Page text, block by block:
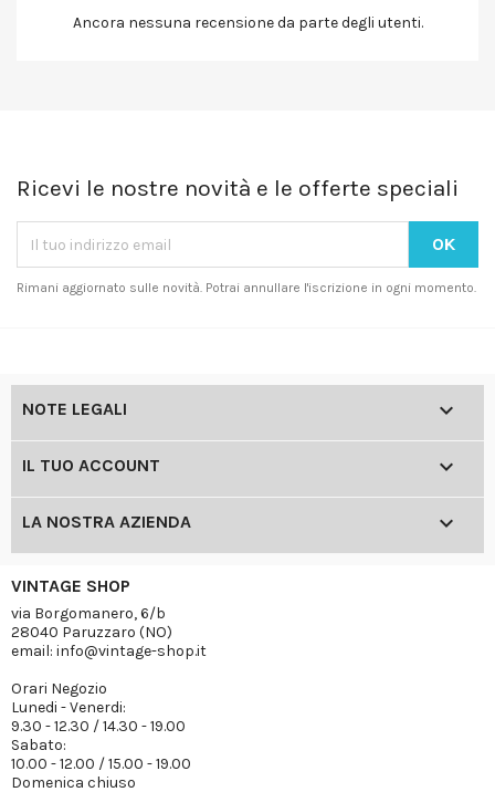
Ancora nessuna recensione da parte degli utenti.
Ricevi le nostre novità e le offerte speciali
Rimani aggiornato sulle novità. Potrai annullare l'iscrizione in ogni momento.
NOTE LEGALI 
IL TUO ACCOUNT 
LA NOSTRA AZIENDA 
VINTAGE SHOP
via Borgomanero, 6/b
28040 Paruzzaro (NO)
email: info@vintage-shop.it
Orari Negozio
Lunedi - Venerdi:
9.30 - 12.30 / 14.30 - 19.00
Sabato:
10.00 - 12.00 / 15.00 - 19.00
Domenica chiuso